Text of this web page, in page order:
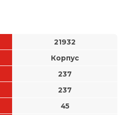
21932
Корпус
237
237
45